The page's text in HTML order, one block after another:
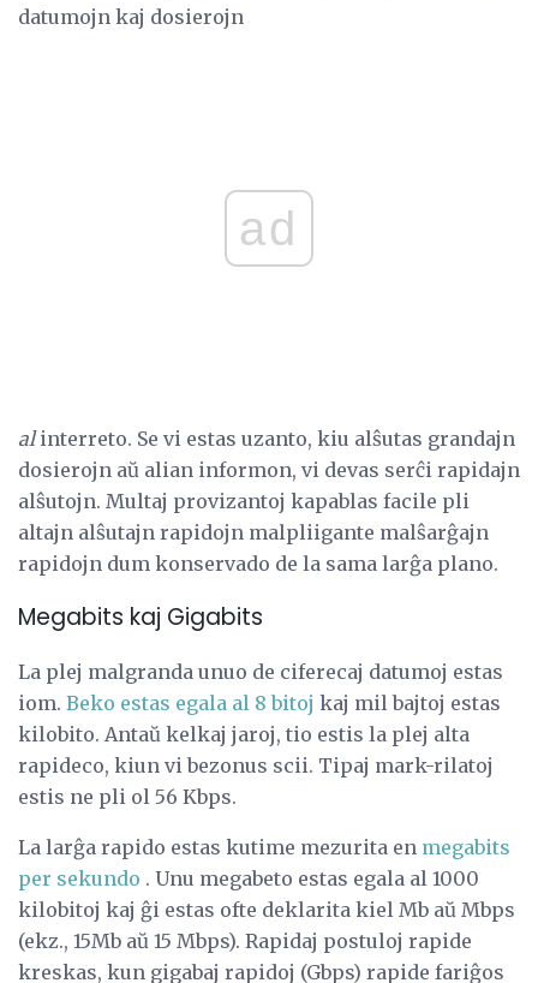
datumojn kaj dosierojn
ad
alinterreto. Se vi estas uzanto, kiu alŝutas grandajn
dosierojn aŭ alian informon, vi devas serĉi rapidajn
alŝutojn. Multaj provizantoj kapablas facile pli
altajn alŝutajn rapidojn malpliigante malŝarĝajn
rapidojn dum konservado de la sama larĝa plano.
Megabits kaj Gigabits
La plej malgranda unuo de ciferecaj datumoj estas
iom. Beko estas egala al 8 bitoj kaj mil bajtoj estas
kilobito. Antaŭ kelkaj jaroj, tio estis la plej alta
rapideco, kiun vi bezonus scii. Tipaj mark-rilatoj
estis ne pli ol 56 Kbps.
La larĝa rapido estas kutime mezurita en megabits
per sekundo . Unu megabeto estas egala al 1000
kilobitoj kaj ĝi estas ofte deklarita kiel Mb aŭ Mbps
(ekz., 15Mb aŭ 15 Mbps). Rapidaj postuloj rapide
kreskas, kun gigabaj rapidoj (Gbps) rapide fariĝos